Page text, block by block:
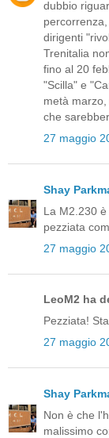
dubbio
dirigenti
Trenitalia
fino al 20
"Scilla" e
metà
che
27 maggio
Shay
La M2.230
pezziata
27 maggio
LeoM2 ha
Pezziata!
27 maggio
Shay
Non è che
malissimo